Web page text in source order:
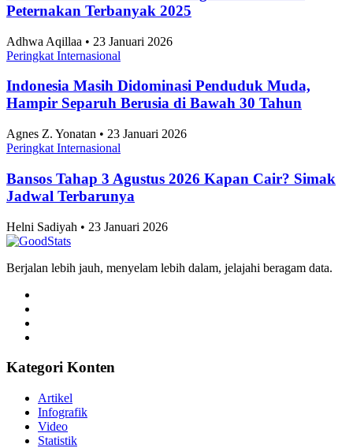
Peternakan Terbanyak 2025
Adhwa Aqillaa • 23 Januari 2026
Peringkat Internasional
Indonesia Masih Didominasi Penduduk Muda,
Hampir Separuh Berusia di Bawah 30 Tahun
Agnes Z. Yonatan • 23 Januari 2026
Peringkat Internasional
Bansos Tahap 3 Agustus 2026 Kapan Cair? Simak
Jadwal Terbarunya
Helni Sadiyah • 23 Januari 2026
Berjalan lebih jauh, menyelam lebih dalam, jelajahi beragam data.
Kategori Konten
Artikel
Infografik
Video
Statistik